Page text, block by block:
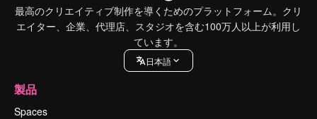
最高のクリエイティブ制作を導くためのプラットフォーム。クリ
エイター、企業、代理店、スタジオを含む100万人以上が利用し
ています。
日本語
製品
Spaces